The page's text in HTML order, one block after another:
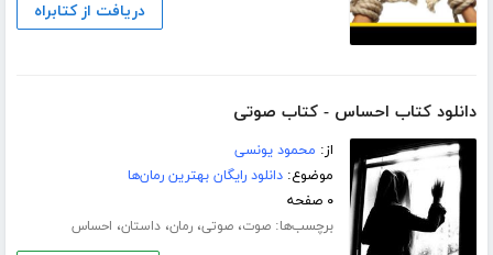
دریافت از کتابراه
دانلود کتاب احساس - کتاب صوتی
از: محمود یونسی
موضوع:دانلود رایگان بهترین رمان‌ها
۰ صفحه
برچسب‌ها:صوت،صوتی،رمان،داستان، احساس